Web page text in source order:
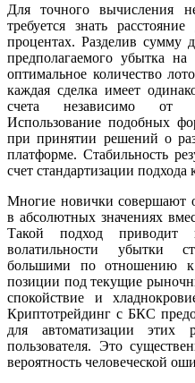
Для точного вычисления
требуется знать
процентах. Разделив сумму
предполагаемого убытка
оптимальное количество
каждая сделка имеет
счета независимо от
Использование подобных
при принятии решений о
платформе. Стабильность
счет стандартизации
Многие новички совершают
в абсолютных значениях
Такой подход
волатильности убытки
большими по отношению к
позиции под текущие
спокойствие и
Криптотрейдинг с БКС
для автоматизации этих
пользователя. Это
вероятность человеческой